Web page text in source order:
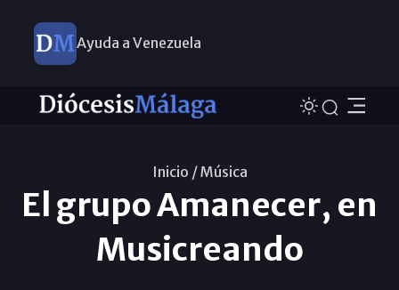
Ayuda a Venezuela
Inicio /Música
El grupo Amanecer, en
Musicreando